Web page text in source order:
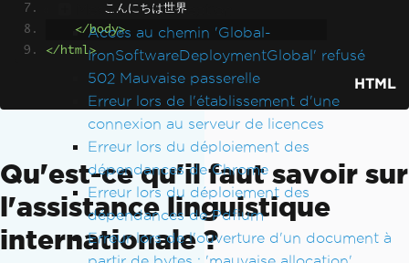
Messages d'exception
Accès au chemin 'Global-
IronSoftwareDeploymentGlobal' refusé
502 Mauvaise passerelle
Erreur lors de l'établissement d'une
connexion au serveur de licences
Erreur lors du déploiement des
dépendances de Chrome
Erreur lors du déploiement des
dépendances de Pdfium
Erreur lors de l'ouverture d'un document à
        こんにちは世界
</body>
</html>
HTML
Qu'est-ce qu'il faut savoir sur
l'assistance linguistique
internationale ?